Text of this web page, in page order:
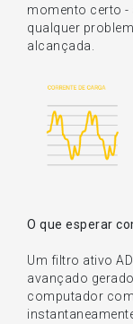
momento certo -
qualquer
alcançada.
O que esperar
Um filtro ativo
avançado
computador